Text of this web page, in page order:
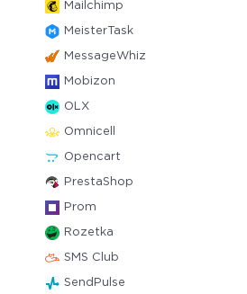
Mailchimp
MeisterTask
MessageWhiz
Mobizon
OLX
Omnicell
Opencart
PrestaShop
Prom
Rozetka
SMS Club
SendPulse